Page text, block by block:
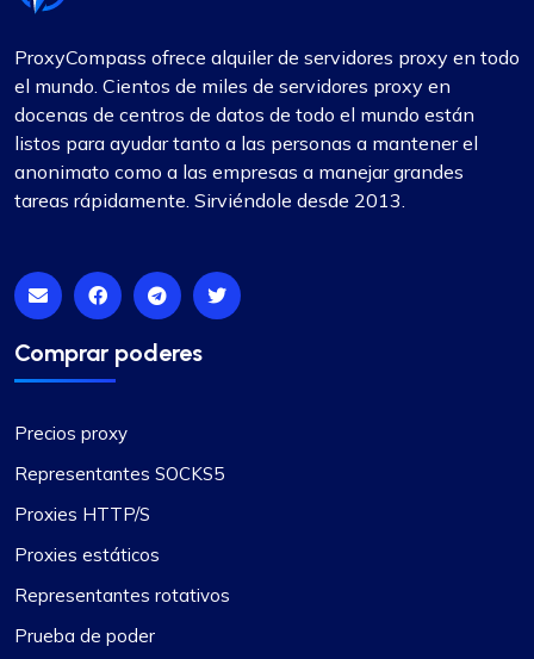
Valor excepcional en servicios de proxy
Este es sin duda el mejor servicio proxy por su
precio. Espero que la empresa mantenga sus
estándares actuales. Tengo dos paquetes de
proxy con proxycompass: uno para proxies
ahora, estoy muy satisfecho con su desempeño.
Amo su apoyo.
Llevo más de un año con ProxyCompass y su
tiempo de actividad es fenomenal. Noté que
recientemente ampliaron la ubicación de sus
ProxyCompass ofrece alquiler de servidores proxy en todo
el mundo. Cientos de miles de servidores proxy en
docenas de centros de datos de todo el mundo están
listos para ayudar tanto a las personas a mantener el
anonimato como a las empresas a manejar grandes
tareas rápidamente. Sirviéndole desde 2013.
Comprar poderes
Precios proxy
Representantes SOCKS5
Proxies HTTP/S
Proxies estáticos
Representantes rotativos
Prueba de poder